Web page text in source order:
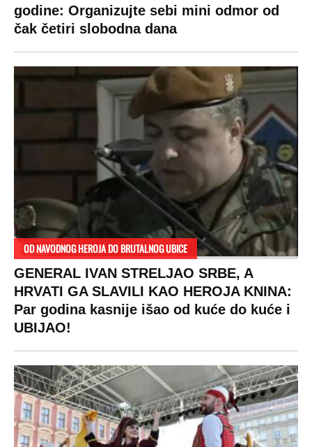
Zbog svadbe trudne Srpkinje i Albanca
proradio nacionalizam! Popljuvali ih samo
tako: "Ti si svoje srpsko izdala"
RAJ!
Žene u Srbiji su poludele za njima,
ogledaju se, bacaju pare: Ovde bunde
koštaju 100 evra, a neke i 2.000 dinara!